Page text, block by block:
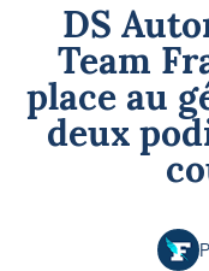
DS
Team
place au
deux